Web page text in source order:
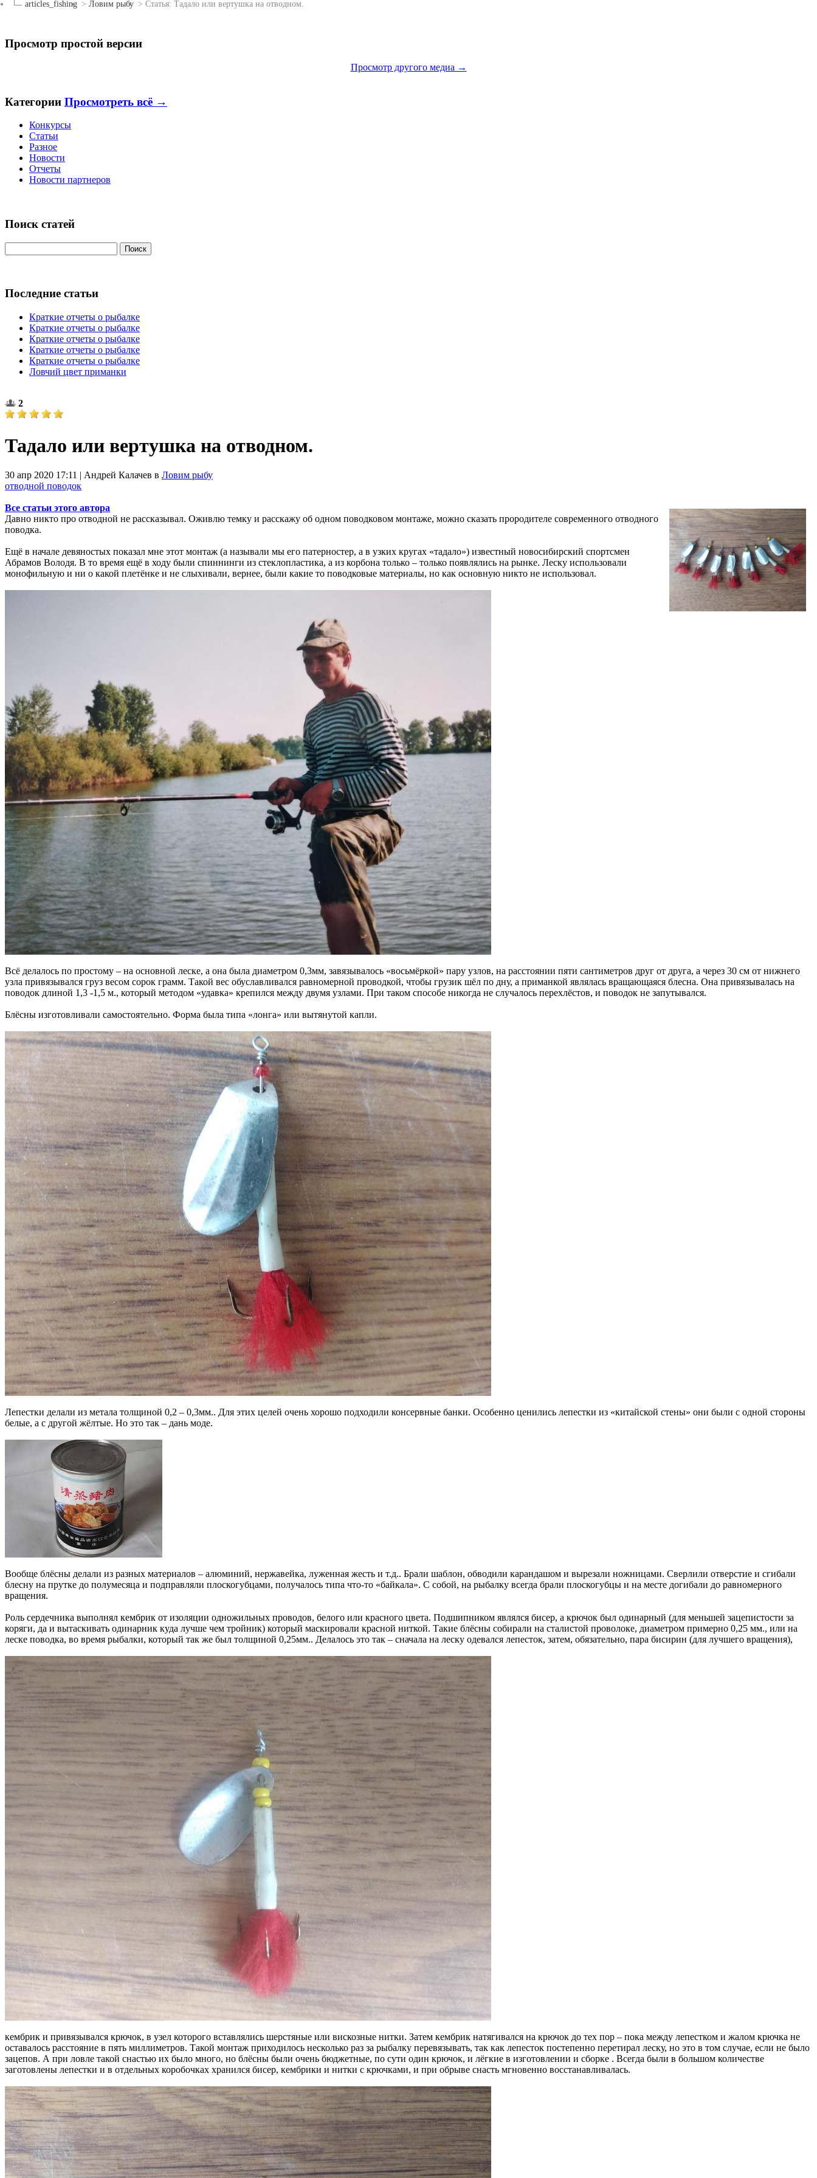
articles_fishing > Ловим рыбу > Статья: Тадало или вертушка на отводном.
Просмотр простой версии
Просмотр другого медиа →
Категории Просмотреть всё →
Конкурсы
Статьи
Разное
Новости
Отчеты
Новости партнеров
Поиск статей
Последние статьи
Краткие отчеты о рыбалке
Краткие отчеты о рыбалке
Краткие отчеты о рыбалке
Краткие отчеты о рыбалке
Краткие отчеты о рыбалке
Ловчий цвет приманки
2
Тадало или вертушка на отводном.
30 апр 2020 17:11 | Андрей Калачев в Ловим рыбу
отводной поводок
Все статьи этого автора
Давно никто про отводной не рассказывал. Оживлю темку и расскажу об одном поводковом монтаже, можно сказать прородителе современного отводного
поводка.
Ещё в начале девяностых показал мне этот монтаж (а называли мы его патерностер, а в узких кругах «тадало») известный новосибирский спортсмен
Абрамов Володя. В то время ещё в ходу были спиннинги из стеклопластика, а из корбона только – только появлялись на рынке. Леску использовали
монофильную и ни о какой плетёнке и не слыхивали, вернее, были какие то поводковые материалы, но как основную никто не использовал.
Всё делалось по простому – на основной леске, а она была диаметром 0,3мм, завязывалось «восьмёркой» пару узлов, на расстоянии пяти сантиметров друг от друга, а через 30 см от нижнего
узла привязывался груз весом сорок грамм. Такой вес обуславливался равномерной проводкой, чтобы грузик шёл по дну, а приманкой являлась вращающаяся блесна. Она привязывалась на
поводок длиной 1,3 -1,5 м., который методом «удавка» крепился между двумя узлами. При таком способе никогда не случалось перехлёстов, и поводок не запутывался.
Блёсны изготовливали самостоятельно. Форма была типа «лонга» или вытянутой капли.
Лепестки делали из метала толщиной 0,2 – 0,3мм.. Для этих целей очень хорошо подходили консервные банки. Особенно ценились лепестки из «китайской стены» они были с одной стороны
белые, а с другой жёлтые. Но это так – дань моде.
Вообще блёсны делали из разных материалов – алюминий, нержавейка, луженная жесть и т.д.. Брали шаблон, обводили карандашом и вырезали ножницами. Сверлили отверстие и сгибали
блесну на прутке до полумесяца и подправляли плоскогубцами, получалось типа что-то «байкала». С собой, на рыбалку всегда брали плоскогубцы и на месте догибали до равномерного
вращения.
Роль сердечника выполнял кембрик от изоляции одножильных проводов, белого или красного цвета. Подшипником являлся бисер, а крючок был одинарный (для меньшей зацепистости за
коряги, да и вытаскивать одинарник куда лучше чем тройник) который маскировали красной ниткой. Такие блёсны собирали на сталистой проволоке, диаметром примерно 0,25 мм., или на
леске поводка, во время рыбалки, который так же был толщиной 0,25мм.. Делалось это так – сначала на леску одевался лепесток, затем, обязательно, пара бисирин (для лучшего вращения),
кембрик и привязывался крючок, в узел которого вставлялись шерстяные или вискозные нитки. Затем кембрик натягивался на крючок до тех пор – пока между лепестком и жалом крючка не
оставалось расстояние в пять миллиметров. Такой монтаж приходилось несколько раз за рыбалку перевязывать, так как лепесток постепенно перетирал леску, но это в том случае, если не было
зацепов. А при ловле такой снастью их было много, но блёсны были очень бюджетные, по сути один крючок, и лёгкие в изготовлении и сборке . Всегда были в большом количестве
заготовлены лепестки и в отдельных коробочках хранился бисер, кембрики и нитки с крючками, и при обрыве снасть мгновенно восстанавливалась.